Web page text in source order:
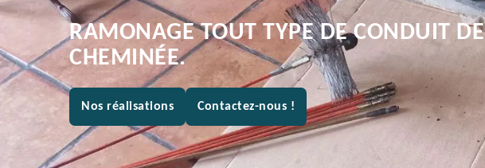
RAMONAGE TOUT TYPE DE CONDUIT DE
CHEMINÉE.
Nos réalisations Contactez-nous !